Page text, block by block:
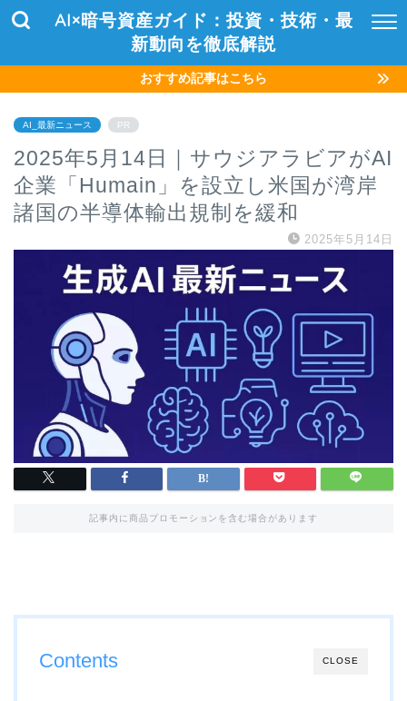
AI×暗号資産ガイド：投資・技術・最
新動向を徹底解説
おすすめ記事はこちら
AI_最新ニュース PR
2025年5月14日｜サウジアラビアがAI
企業「Humain」を設立し米国が湾岸
諸国の半導体輸出規制を緩和
2025年5月14日
記事内に商品プロモーションを含む場合があります
CLOSE
Contents